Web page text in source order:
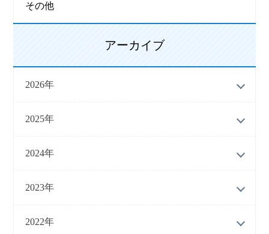
その他
アーカイブ
2026年
2025年
2024年
2023年
2022年